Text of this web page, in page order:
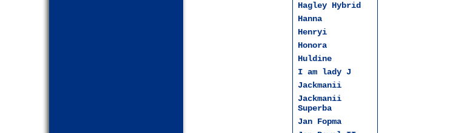
Hagley Hybrid
Hanna
Henryi
Honora
Huldine
I am lady J
Jackmanii
Jackmanii
Superba
Jan Fopma